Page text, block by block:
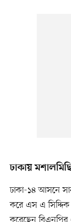
ঢাকায়
ঢাকা-১৪ আসনে
করে এস এ সিদ্দিক